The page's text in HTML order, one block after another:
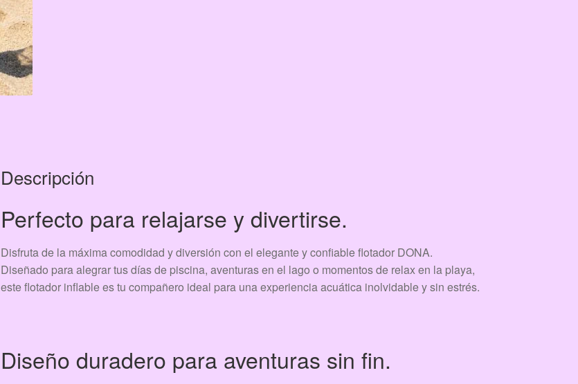
Descripción
Perfecto para relajarse y divertirse.
Disfruta de la máxima comodidad y diversión con el elegante y confiable flotador DONA.
Diseñado para alegrar tus días de piscina, aventuras en el lago o momentos de relax en la playa,
este flotador inflable es tu compañero ideal para una experiencia acuática inolvidable y sin estrés.
Diseño duradero para aventuras sin fin.